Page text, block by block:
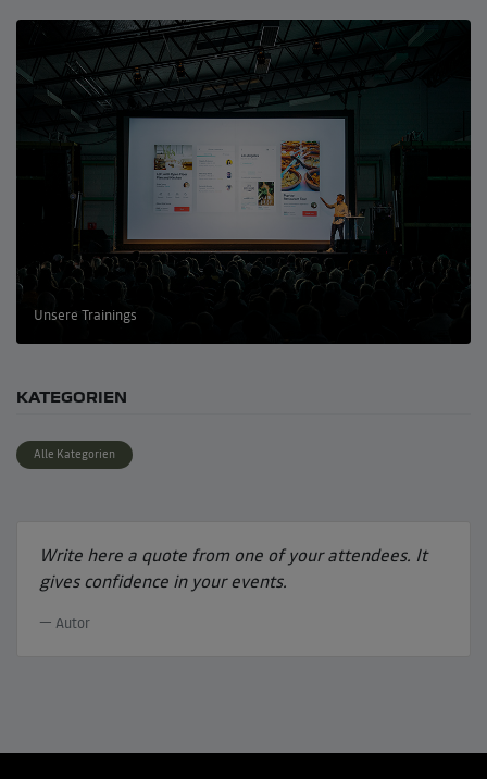
Unsere Trainings
KATEGORIEN
Alle Kategorien
Write here a quote from one of your attendees. It
gives confidence in your events.
Autor